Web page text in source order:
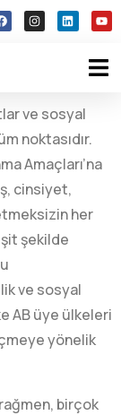
ve sosyal
noktasıdır.
Amaçları’na
cinsiyet,
her
şekilde
ve sosyal
AB üye ülkeleri
yönelik
birçok